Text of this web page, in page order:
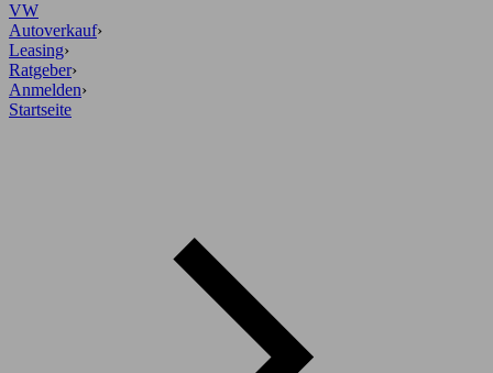
VW
Autoverkauf›
Leasing›
Ratgeber›
Anmelden›
Startseite